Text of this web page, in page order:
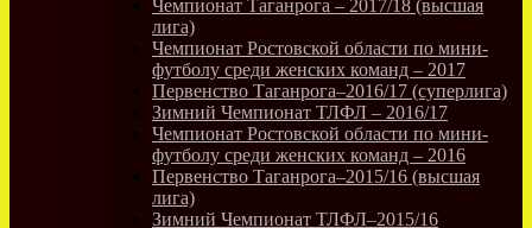
Чемпионат Таганрога – 2017/18 (высшая
лига)
Чемпионат Ростовской области по мини-
футболу среди женских команд – 2017
Первенство Таганрога–2016/17 (суперлига)
Зимний Чемпионат ТЛФЛ – 2016/17
Чемпионат Ростовской области по мини-
футболу среди женских команд – 2016
Первенство Таганрога–2015/16 (высшая
лига)
Зимний Чемпионат ТЛФЛ–2015/16